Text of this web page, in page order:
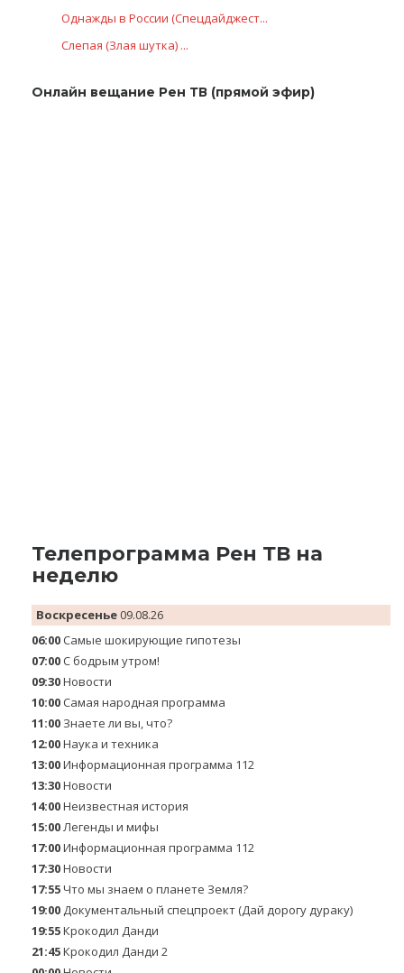
Однажды в России (Спецдайджест...
Слепая (Злая шутка) ...
Онлайн вещание Рен ТВ (прямой эфир)
Телепрограмма Рен ТВ на
неделю
Воскресенье 09.08.26
06:00Самые шoкиpующие гипотезы
07:00С бодрым утром!
09:30Новости
10:00Самая народная программа
11:00 Знаете ли вы, что?
12:00Наука и техника
13:00Информационная программа 112
13:30Новости
14:00Неизвестная история
15:00 Легенды и мифы
17:00Информационная программа 112
17:30Новости
17:55Что мы знаем о планeте Зeмля?
19:00 Документальный спецпроект (Дай дорогу дураку)
19:55Крокодил Данди
21:45Крокодил Данди 2